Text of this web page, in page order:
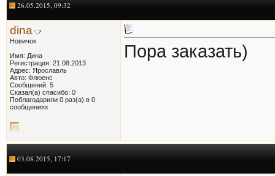
26.05.2015, 09:32
dina
Новичок
Имя: Дина
Регистрация: 21.08.2013
Адрес: Ярославль
Авто: Флюенс
Сообщений: 5
Сказал(а) спасибо: 0
Поблагодарили 0 раз(а) в 0
сообщениях
Пора заказать)
03.08.2015, 17:17